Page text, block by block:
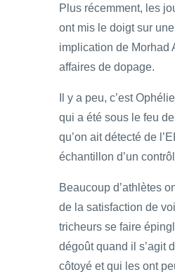
Plus récemment, les
ont mis le doigt sur
implication de Morhad
affaires de dopage.
Il y a peu, c’est
qui a été sous le feu
qu’on ait détecté de
échantillon d’un
Beaucoup d’athlètes
de la satisfaction de
tricheurs se faire
dégoût quand il s’agit
côtoyé et qui les ont